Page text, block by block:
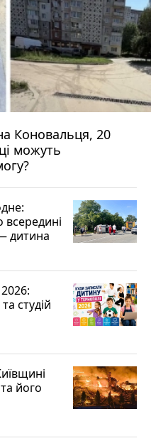
Коновальця, 20
можуть
всередині
дитина
студій
його